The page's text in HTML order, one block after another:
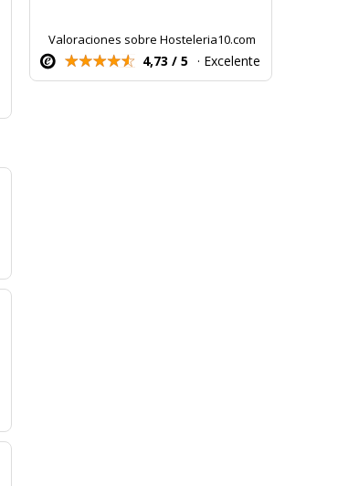
Valoraciones sobre Hosteleria10.com
4,73 / 5 · Excelente